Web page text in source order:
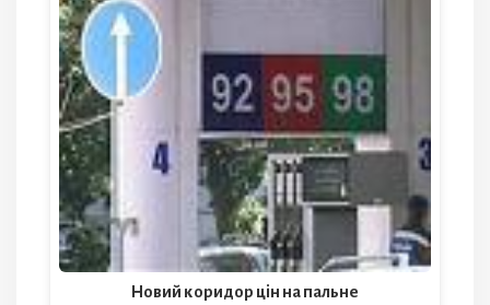
Новий коридор цін на пальне